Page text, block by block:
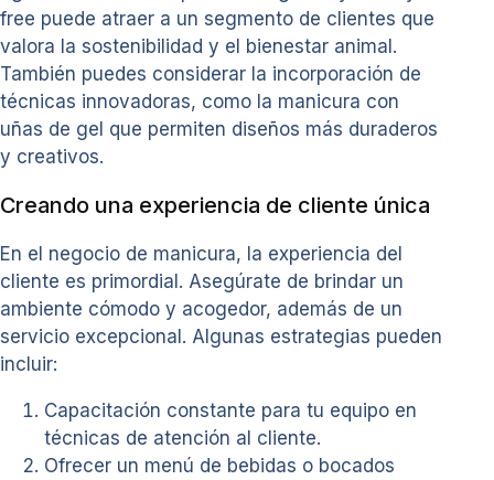
free puede atraer a un segmento de clientes que
valora la sostenibilidad y el bienestar animal.
También puedes considerar la incorporación de
técnicas innovadoras, como la manicura con
uñas de gel que permiten diseños más duraderos
y creativos.
Creando una experiencia de cliente única
En el negocio de manicura, la experiencia del
cliente es primordial. Asegúrate de brindar un
ambiente cómodo y acogedor, además de un
servicio excepcional. Algunas estrategias pueden
incluir:
Capacitación constante para tu equipo en
técnicas de atención al cliente.
Ofrecer un menú de bebidas o bocados